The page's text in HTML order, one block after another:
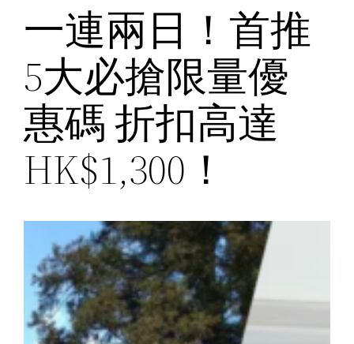
一連兩日！首推
5大必搶限量優
惠碼 折扣高達
HK$1,300！